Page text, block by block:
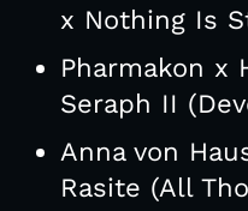
x Nothing Is
Pharmakon x
Seraph II
Anna von
Rasite (All